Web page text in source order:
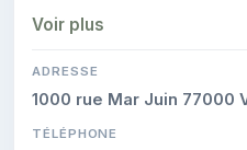
sur les interventions
Voir plus
ADRESSE
1000 rue Mar Juin 77000
TÉLÉPHONE